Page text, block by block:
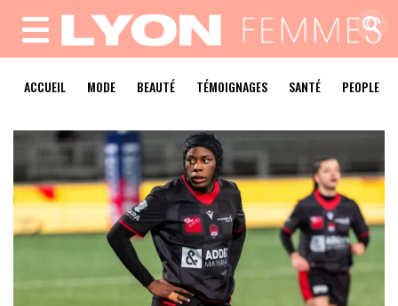
MENU
ACCUEIL MODE BEAUTÉ TÉMOIGNAGES SANTÉ PEOPLE